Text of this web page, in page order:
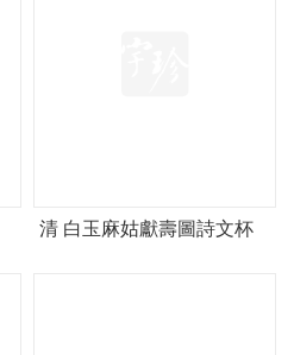
清 白玉麻姑獻壽圖詩文杯